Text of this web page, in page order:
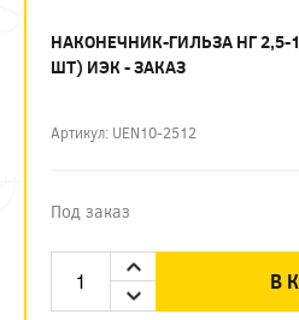
НАКОНЕЧНИК-ГИЛЬЗА НГ 2,5-
ШТ) ИЭК - ЗАКАЗ
Артикул: UEN10-2512
Под заказ
В